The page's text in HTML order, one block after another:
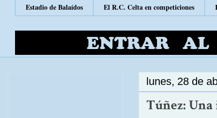
Estadio de Balaídos
El R.C. Celta en competiciones
lunes, 28 de
Túñez: